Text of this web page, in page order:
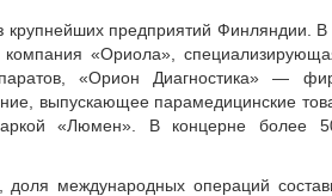
предприятий Финляндии. В
«Ориола»,
«Орион Диагностика» —
выпускающее парамедицинские
«Люмен». В концерне более
международных операций